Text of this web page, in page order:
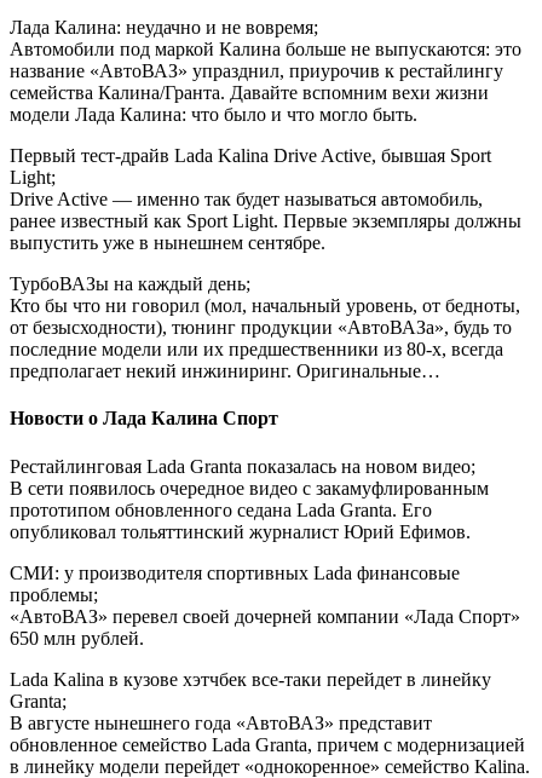
Лада Калина: неудачно и не вовремя;
Автомобили под маркой Калина больше не выпускаются: это
название «АвтоВАЗ» упразднил, приурочив к рестайлингу
семейства Калина/Гранта. Давайте вспомним вехи жизни
модели Лада Калина: что было и что могло быть.
Первый тест-драйв Lada Kalina Drive Active, бывшая Sport
Light;
Drive Active — именно так будет называться автомобиль,
ранее известный как Sport Light. Первые экземпляры должны
выпуcтить уже в нынешнем сентябре.
ТурбоВАЗы на каждый день;
Кто бы что ни говорил (мол, начальный уровень, от бедноты,
от безысходности), тюнинг продукции «АвтоВАЗа», будь то
последние модели или их предшественники из 80-х, всегда
предполагает некий инжиниринг. Оригинальные…
Новости о Лада Калина Спорт
Рестайлинговая Lada Granta показалась на новом видео;
В сети появилось очередное видео с закамуфлированным
прототипом обновленного седана Lada Granta. Его
опубликовал тольяттинский журналист Юрий Ефимов.
СМИ: у производителя спортивных Lada финансовые
проблемы;
«АвтоВАЗ» перевел своей дочерней компании «Лада Спорт»
650 млн рублей.
Lada Kalina в кузове хэтчбек все-таки перейдет в линейку
Granta;
В августе нынешнего года «АвтоВАЗ» представит
обновленное семейство Lada Granta, причем с модернизацией
в линейку модели перейдет «однокоренное» семейство Kalina.